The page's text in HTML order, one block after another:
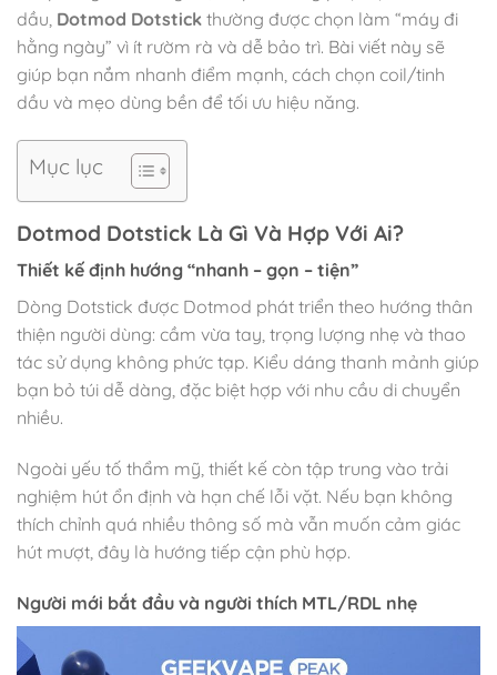
dầu, Dotmod Dotstick thường được chọn làm “máy đi
hằng ngày” vì ít rườm rà và dễ bảo trì. Bài viết này sẽ
giúp bạn nắm nhanh điểm mạnh, cách chọn coil/tinh
dầu và mẹo dùng bền để tối ưu hiệu năng.
Mục lục
Dotmod Dotstick Là Gì Và Hợp Với Ai?
Thiết kế định hướng “nhanh – gọn – tiện”
Dòng Dotstick được Dotmod phát triển theo hướng thân
thiện người dùng: cầm vừa tay, trọng lượng nhẹ và thao
tác sử dụng không phức tạp. Kiểu dáng thanh mảnh giúp
bạn bỏ túi dễ dàng, đặc biệt hợp với nhu cầu di chuyển
nhiều.
Ngoài yếu tố thẩm mỹ, thiết kế còn tập trung vào trải
nghiệm hút ổn định và hạn chế lỗi vặt. Nếu bạn không
thích chỉnh quá nhiều thông số mà vẫn muốn cảm giác
hút mượt, đây là hướng tiếp cận phù hợp.
Người mới bắt đầu và người thích MTL/RDL nhẹ